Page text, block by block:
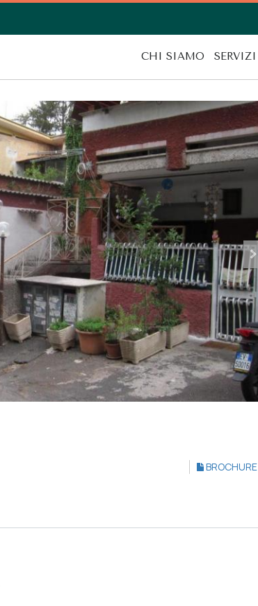
CHI SIAMO SERVIZI
BROCHURE